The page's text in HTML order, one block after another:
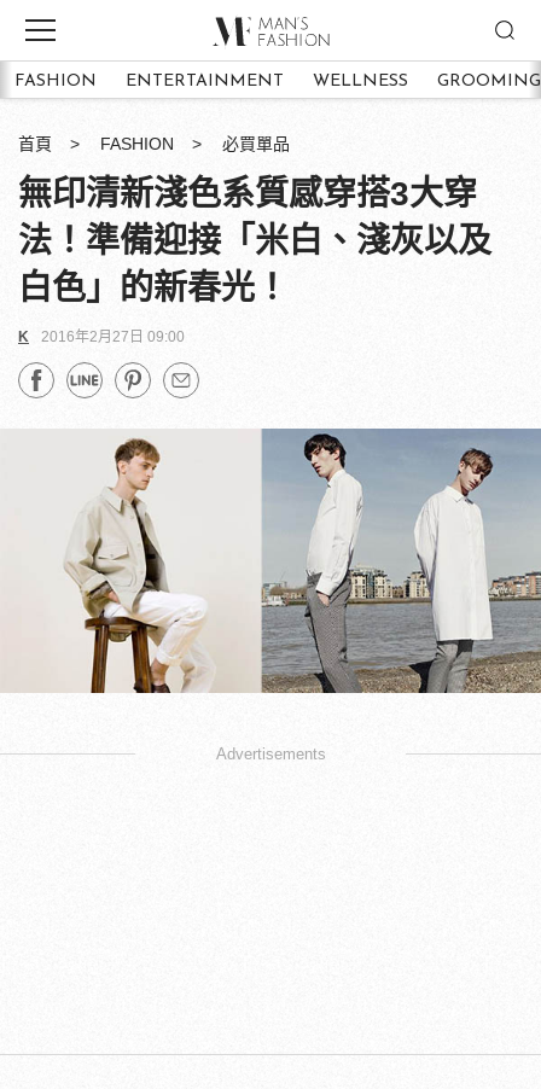
FASHION ENTERTAINMENT WELLNESS GROOMING
首頁 FASHION 必買單品
無印清新淺色系質感穿搭3大穿
法！準備迎接「米白、淺灰以及
白色」的新春光！
K 2016年2月27日 09:00
Advertisements